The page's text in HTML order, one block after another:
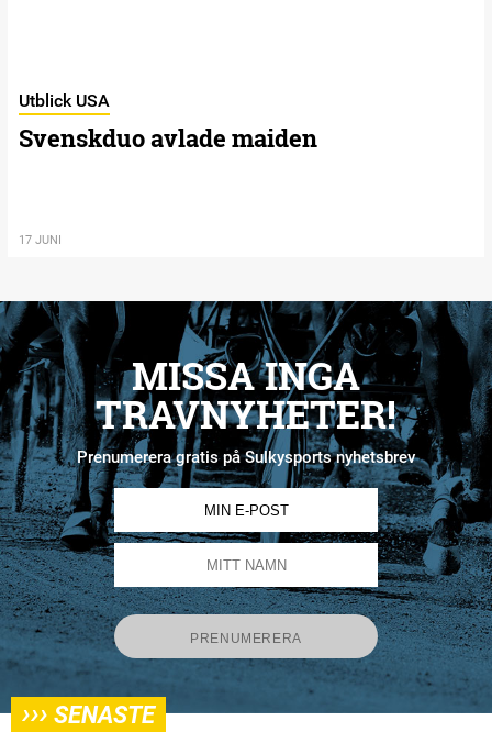
Utblick USA
Svenskduo avlade maiden
17 JUNI
MISSA INGA
TRAVNYHETER!
Prenumerera gratis på Sulkysports nyhetsbrev
››› SENASTE